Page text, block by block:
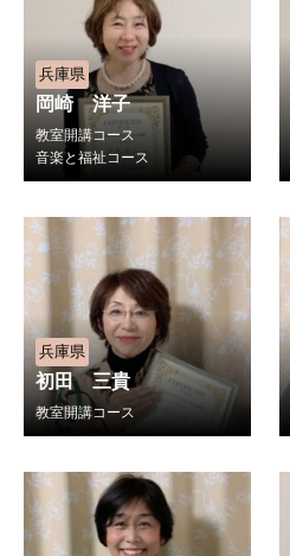
兵庫県
岡崎 洋子
教室開講コース
音楽と福祉コース
兵庫県
初田 三貴
教室開講コース